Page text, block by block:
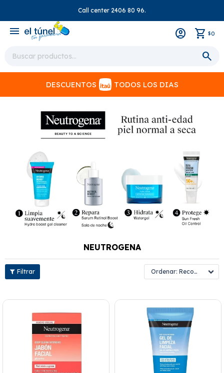
Call center 2406 80 96.
menu $0
DESCUENTOS TODOS LOS DIAS
NEUTROGENA
Recomendados
close